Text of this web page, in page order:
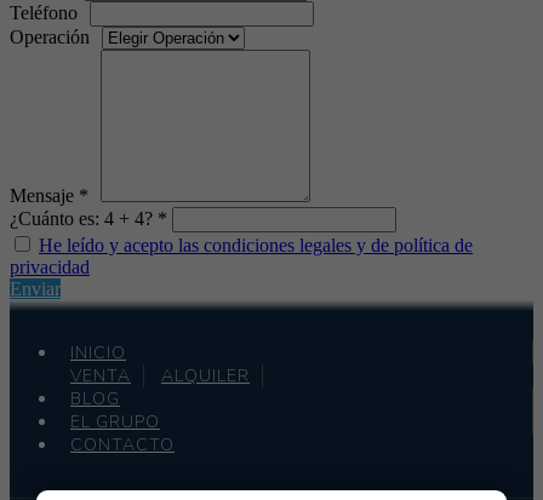
Teléfono
Operación
Mensaje *
¿Cuánto es: 4 + 4? *
He leído y acepto las condiciones legales y de política de
privacidad
Enviar
INICIO
VENTA
ALQUILER
BLOG
EL GRUPO
CONTACTO